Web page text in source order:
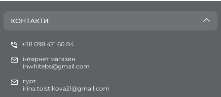
КОНТАКТИ
+38 098 471 60 84
інтернет магазин
inwhitebs@gmail.com
гурт
irina.tolstikova21@gmail.com